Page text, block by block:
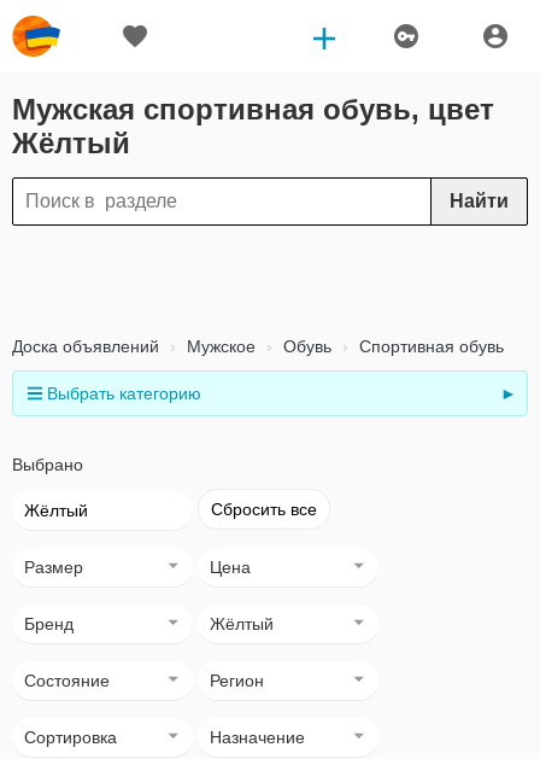
Мужская спортивная обувь, цвет
Жёлтый
Найти
Доска объявлений Мужское Обувь Спортивная обувь
Выбрать категорию ►
Выбрано
Жёлтый Сбросить все
Размер Цена
Бренд Жёлтый
Состояние Регион
Сортировка Назначение